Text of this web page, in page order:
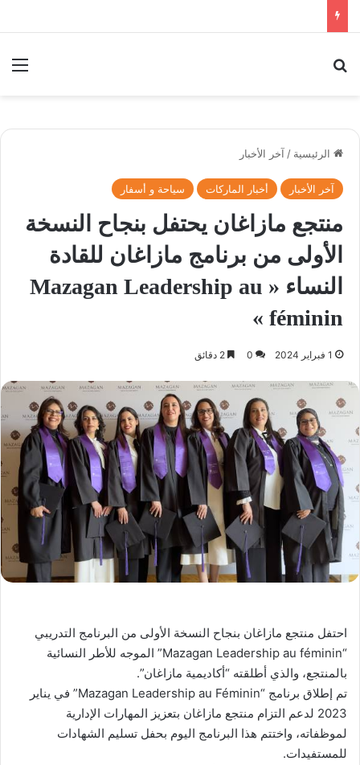
الرئيسية / آخر الأخبار
آخر الأخبار أخبار الماركات سياحة و أسفار
منتجع مازاغان يحتفل بنجاح النسخة
الأولى من برنامج مازاغان للقادة
النساء « Mazagan Leadership au
féminin »
1 فبراير 2024 0
احتفل منتجع مازاغان بنجاح النسخة الأولى من البرنامج التدريبي
“Mazagan Leadership au féminin” الموجه للأطر النسائية
بالمنتجع، والذي أطلقته “أكاديمية مازاغان”.
تم إطلاق برنامج “Mazagan Leadership au Féminin” في يناير
2023 لدعم التزام منتجع مازاغان بتعزيز المهارات الإدارية
لموظفاته، واختتم هذا البرنامج اليوم بحفل تسليم الشهادات
للمستفيدات.